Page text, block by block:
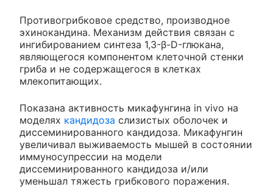
Противогрибковое средство, производное
эхинокандина. Механизм действия связан с
ингибированием синтеза 1,3-β-D-глюкана,
являющегося компонентом клеточной стенки
гриба и не содержащегося в клетках
млекопитающих.
Показана активность микафунгина in vivo на
моделях кандидоза слизистых оболочек и
диссеминированного кандидоза. Микафунгин
увеличивал выживаемость мышей в состоянии
иммуносупрессии на модели
диссеминированного кандидоза и/или
уменьшал тяжесть грибкового поражения.